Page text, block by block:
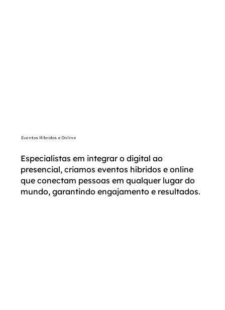
Eventos Híbridos e Online
Especialistas em integrar o digital ao
presencial, criamos eventos híbridos e online
que conectam pessoas em qualquer lugar do
mundo, garantindo engajamento e resultados.